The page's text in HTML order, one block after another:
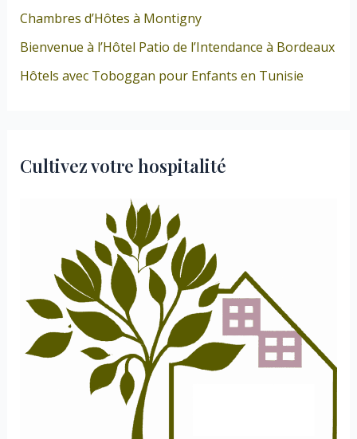
Chambres d’Hôtes à Montigny
Bienvenue à l’Hôtel Patio de l’Intendance à Bordeaux
Hôtels avec Toboggan pour Enfants en Tunisie
Cultivez votre hospitalité